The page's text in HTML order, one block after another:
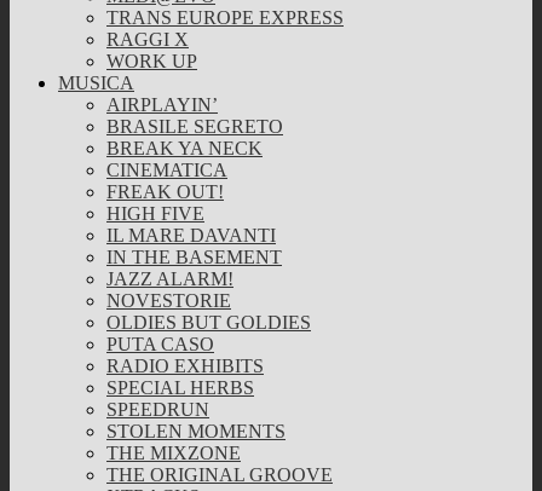
TRANS EUROPE EXPRESS
RAGGI X
WORK UP
MUSICA
AIRPLAYIN’
BRASILE SEGRETO
BREAK YA NECK
CINEMATICA
FREAK OUT!
HIGH FIVE
IL MARE DAVANTI
IN THE BASEMENT
JAZZ ALARM!
NOVESTORIE
OLDIES BUT GOLDIES
PUTA CASO
RADIO EXHIBITS
SPECIAL HERBS
SPEEDRUN
STOLEN MOMENTS
THE MIXZONE
THE ORIGINAL GROOVE